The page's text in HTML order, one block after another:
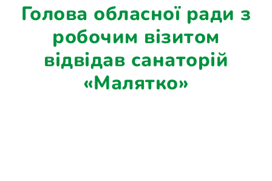
Голова обласної ради з
робочим візитом
відвідав санаторій
«Малятко»